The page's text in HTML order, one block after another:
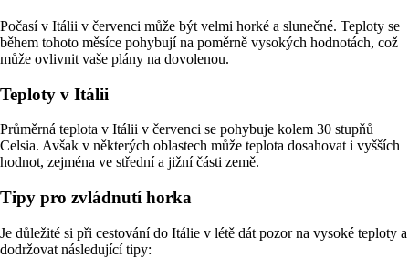
Počasí v Itálii v červenci může být velmi horké a slunečné. Teploty se
během tohoto měsíce pohybují na poměrně vysokých hodnotách, což
může ovlivnit vaše plány na dovolenou.
Teploty v Itálii
Průměrná teplota v Itálii v červenci se pohybuje kolem 30 stupňů
Celsia. Avšak v některých oblastech může teplota dosahovat i vyšších
hodnot, zejména ve střední a jižní části země.
Tipy pro zvládnutí horka
Je důležité si při cestování do Itálie v létě dát pozor na vysoké teploty a
dodržovat následující tipy: